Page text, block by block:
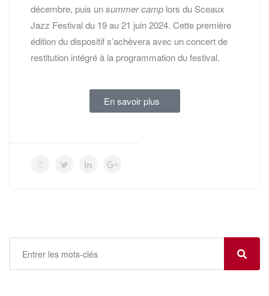
décembre, puis unsummer camp lors du Sceaux
Jazz Festival du 19 au 21 juin 2024. Cette première
édition du dispositif s’achèvera avec un concert de
restitution intégré à la programmation du festival.
En savoir plus